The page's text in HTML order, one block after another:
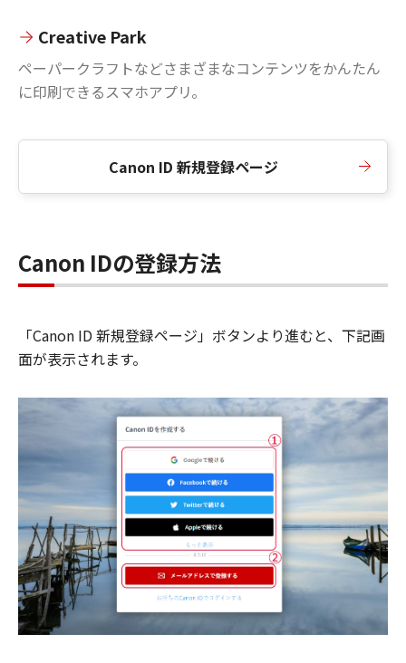
Creative Park
ペーパークラフトなどさまざまなコンテンツをかんたん
に印刷できるスマホアプリ。
Canon ID 新規登録ページ
Canon IDの登録方法
「Canon ID 新規登録ページ」ボタンより進むと、下記画
面が表示されます。